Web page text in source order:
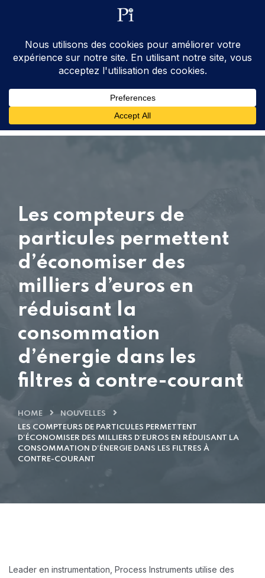
ventes@processinstruments.fr
Les compteurs de
particules permettent
d’économiser des
milliers d’euros en
réduisant la
consommation
d’énergie dans les
filtres à contre-courant
HOME
NOUVELLES
LES COMPTEURS DE PARTICULES PERMETTENT
D’ÉCONOMISER DES MILLIERS D’EUROS EN RÉDUISANT LA
CONSOMMATION D’ÉNERGIE DANS LES FILTRES À
CONTRE-COURANT
Leader en instrumentation, Process Instruments utilise des